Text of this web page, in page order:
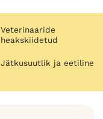
Veterinaaride
heakskiidetud
Jätkusuutlik ja eetiline